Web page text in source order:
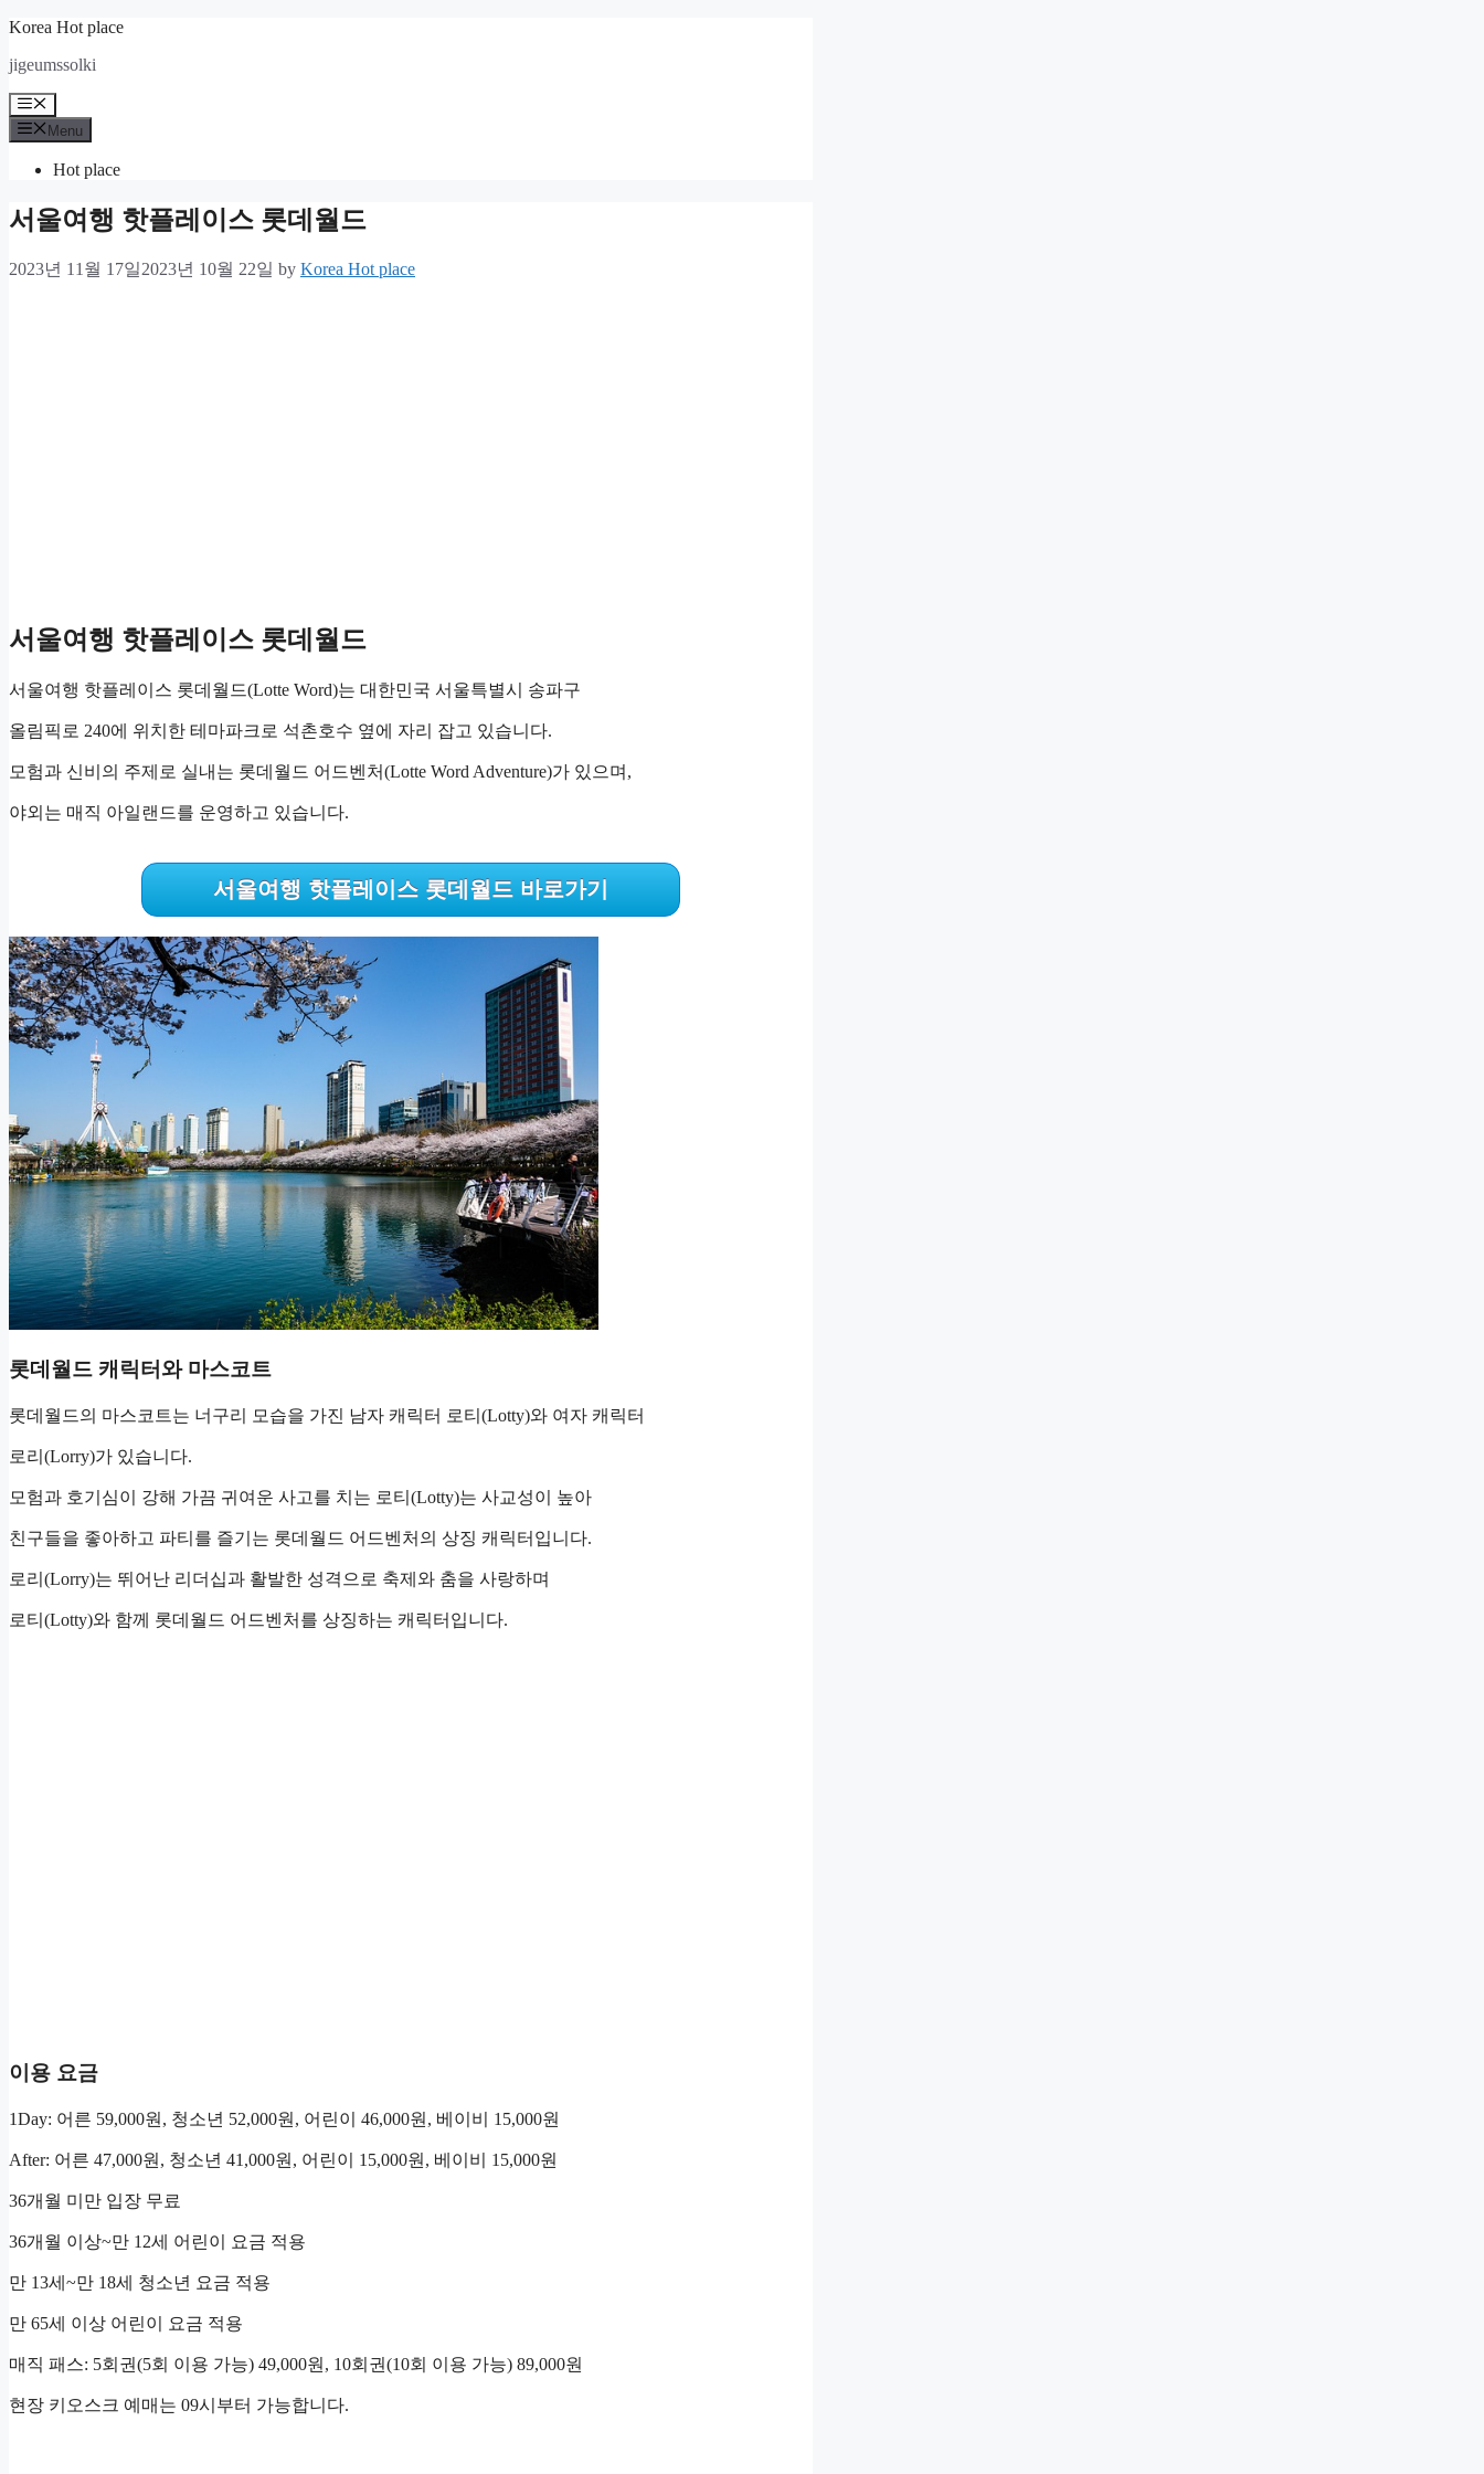
Skip
content
Korea Hot place
jigeumssolki
Menu
Menu
Hot place
서울여행 핫플레이스 롯데월드
2023년 11월 17일2023년 10월 22일 by Korea Hot place
서울여행 핫플레이스 롯데월드
서울여행 핫플레이스 롯데월드(Lotte Word)는 대한민국 서울특별시 송파구
올림픽로 240에 위치한 테마파크로 석촌호수 옆에 자리 잡고 있습니다.
모험과 신비의 주제로 실내는 롯데월드 어드벤처(Lotte Word Adventure)가 있으며,
야외는 매직 아일랜드를 운영하고 있습니다.
서울여행 핫플레이스 롯데월드 바로가기
롯데월드 캐릭터와 마스코트
롯데월드의 마스코트는 너구리 모습을 가진 남자 캐릭터 로티(Lotty)와 여자 캐릭터
로리(Lorry)가 있습니다.
모험과 호기심이 강해 가끔 귀여운 사고를 치는 로티(Lotty)는 사교성이 높아
친구들을 좋아하고 파티를 즐기는 롯데월드 어드벤처의 상징 캐릭터입니다.
로리(Lorry)는 뛰어난 리더십과 활발한 성격으로 축제와 춤을 사랑하며
로티(Lotty)와 함께 롯데월드 어드벤처를 상징하는 캐릭터입니다.
이용 요금
1Day: 어른 59,000원, 청소년 52,000원, 어린이 46,000원, 베이비 15,000원
After: 어른 47,000원, 청소년 41,000원, 어린이 15,000원, 베이비 15,000원
36개월 미만 입장 무료
36개월 이상~만 12세 어린이 요금 적용
만 13세~만 18세 청소년 요금 적용
만 65세 이상 어린이 요금 적용
매직 패스: 5회권(5회 이용 가능) 49,000원, 10회권(10회 이용 가능) 89,000원
현장 키오스크 예매는 09시부터 가능합니다.